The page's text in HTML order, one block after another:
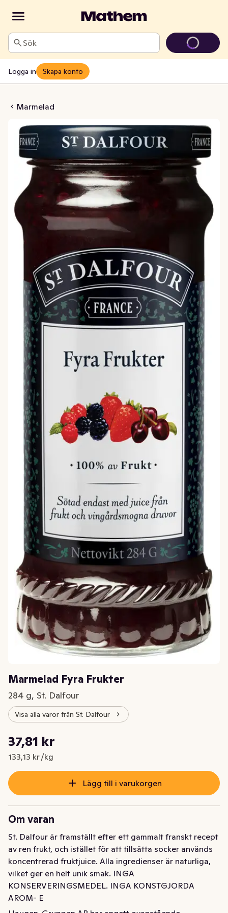
Sök
Logga in Skapa konto
Marmelad
Fyra Frukter
Marmelad Fyra Frukter
284 g, St. Dalfour
Visa alla varor från St. Dalfour
Nuvarande pris är: 37,81 kr
37,81 kr
133,13 kr /kg
Styckpris: 133,13 kr /kg
Lägg till i varukorgen
Om varan
St. Dalfour är framställt efter ett gammalt franskt recept
av ren frukt, och istället för att tillsätta socker används
koncentrerad fruktjuice. Alla ingredienser är naturliga,
vilket ger en helt unik smak. INGA
KONSERVERINGSMEDEL. INGA KONSTGJORDA
AROM- E